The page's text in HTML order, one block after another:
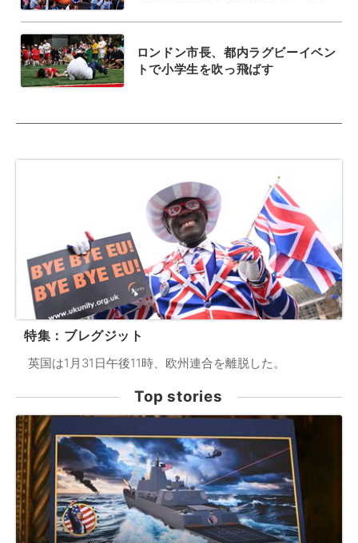
ロンドン市長、都内ラグビーイベン
トで小学生を吹っ飛ばす
特集：ブレグジット
英国は1月31日午後11時、欧州連合を離脱した。
Top stories